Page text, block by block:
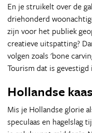
En je struikelt over de
driehonderd
zijn voor het publiek
creatieve uitspatting?
volgen zoals 'bone
Tourism dat is gevestigd
Hollandse kaas
Mis je Hollandse glorie
speculaas en hagelslag